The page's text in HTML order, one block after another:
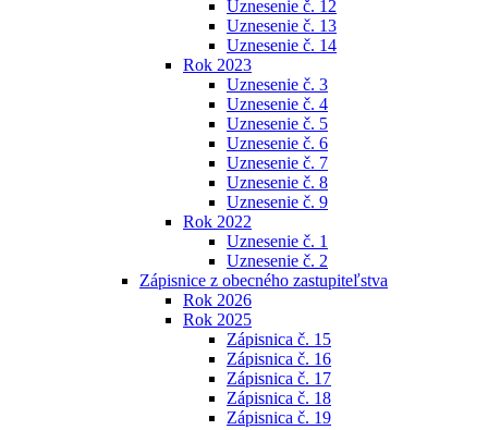
Uznesenie č. 12
Uznesenie č. 13
Uznesenie č. 14
Rok 2023
Uznesenie č. 3
Uznesenie č. 4
Uznesenie č. 5
Uznesenie č. 6
Uznesenie č. 7
Uznesenie č. 8
Uznesenie č. 9
Rok 2022
Uznesenie č. 1
Uznesenie č. 2
Zápisnice z obecného zastupiteľstva
Rok 2026
Rok 2025
Zápisnica č. 15
Zápisnica č. 16
Zápisnica č. 17
Zápisnica č. 18
Zápisnica č. 19